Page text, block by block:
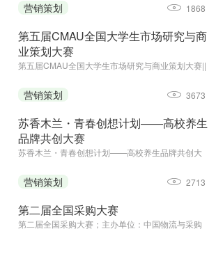
营销策划 1868
第五届CMAU全国大学生市场研究与商
业策划大赛
第五届CMAU全国大学生市场研究与商业策划大赛||
（www.cmau.org.cn）、Credamo见数
（www.credamo.com）
营销策划 3673
苏香木兰・青春创想计划——高校养生
品牌共创大赛
苏香木兰・青春创想计划——高校养生品牌共创大
海苏香木兰健康科技有限公司
营销策划 2713
第二届全国采购大赛
第二届全国采购大赛；主办单位：中国物流与采购